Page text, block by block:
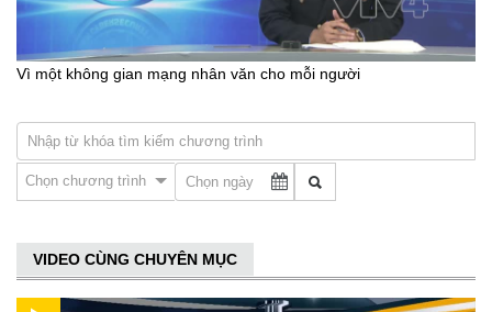
Vì một không gian mạng nhân văn cho mỗi người
Chọn chương trình
VIDEO CÙNG CHUYÊN MỤC